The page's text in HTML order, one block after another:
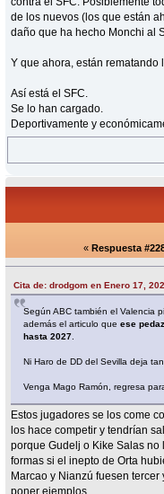
de los nuevos (los que están
daño que ha hecho Monchi al
Y que ahora, están rematando
Así está el SFC.
Se lo han cargado.
Deportivamente y
« Respuesta
Cita de: drodgom en Enero 17,
Según ABC también el Valencia
además el articulo queese
hasta 2027
Ni Haro de DD del Sevilla deja
Venga Mago Ramón, regresa
Estos jugadores se los come
los hace competir y tendrían
porque Gudelj o Kike Salas
formas si el inepto de Orta
Marcao y Nianzú fuesen
poner ejemplos.